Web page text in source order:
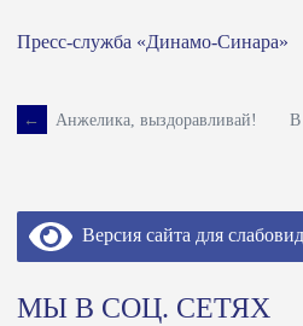
Пресс-служба «Динамо-Синара»
Навигация
по
записям
← Анжелика, выздоравливай!
В
Версия сайта для
МЫ В СОЦ. СЕТЯХ